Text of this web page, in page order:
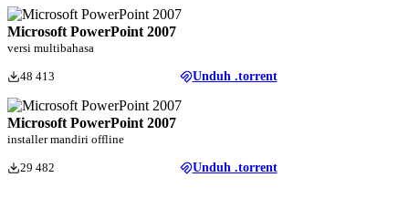
Microsoft PowerPoint 2007
versi multibahasa
48 413 Unduh .torrent
Microsoft PowerPoint 2007
installer mandiri offline
29 482 Unduh .torrent